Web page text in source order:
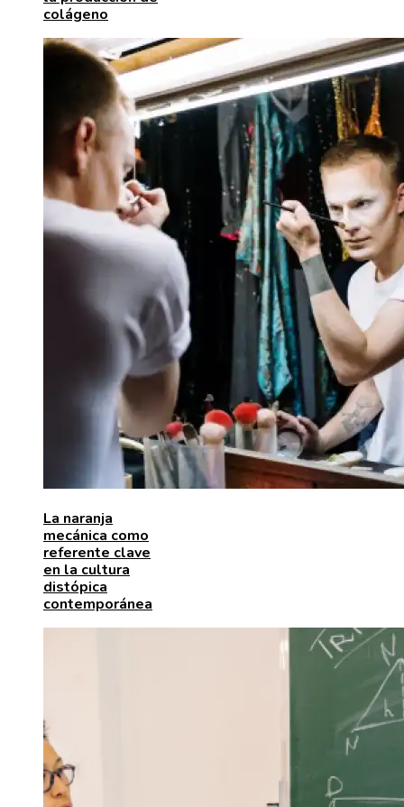
colágeno
La naranja
mecánica como
referente clave
en la cultura
distópica
contemporánea